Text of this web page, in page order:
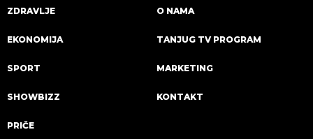
ZDRAVLJE
EKONOMIJA
SPORT
SHOWBIZZ
PRIČE
O NAMA
TANJUG TV PROGRAM
MARKETING
KONTAKT